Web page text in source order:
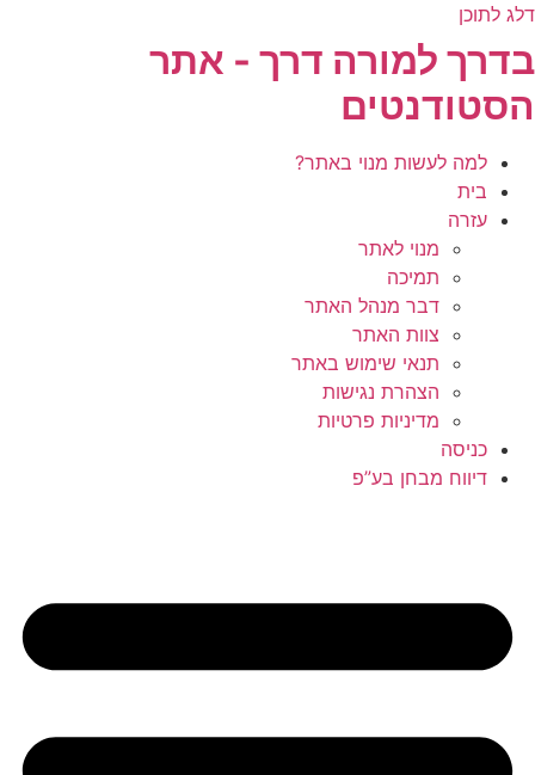
דלג לתוכן
בדרך למורה דרך - אתר
הסטודנטים
למה לעשות מנוי באתר?
בית
עזרה
מנוי לאתר
תמיכה
דבר מנהל האתר
צוות האתר
תנאי שימוש באתר
הצהרת נגישות
מדיניות פרטיות
כניסה
דיווח מבחן בע”פ